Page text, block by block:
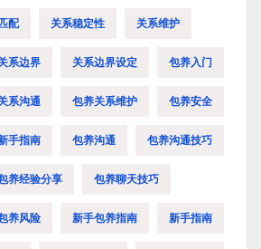
配 关系稳定性 关系维护
系边界 关系边界设定 包养入门
系沟通 包养关系维护 包养安全
手指南 包养沟通 包养沟通技巧
养经验分享 包养聊天技巧
养风险 新手包养指南 新手指南